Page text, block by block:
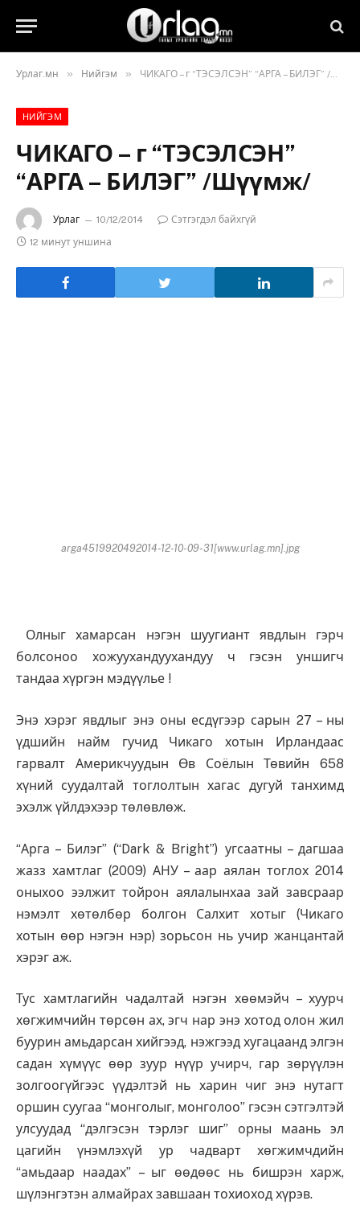
Урлаг.мн » Нийгэм » ЧИКАГО – г “ТЭСЭЛСЭН” “АРГА – БИЛЭГ” /Шүүмж/
НИЙГЭМ
ЧИКАГО – г “ТЭСЭЛСЭН”
“АРГА – БИЛЭГ” /Шүүмж/
Урлаг 10/12/2014
Сэтгэгдэл байхгүй
12 минут уншина
arga4519920492014-12-10-09-31[www.urlag.mn].jpg
Олныг хамарсан нэгэн шуугиант явдлын гэрч
болсоноо хожуухандуухандуу ч гэсэн уншигч
тандаа хүргэн мэдүүлье !
Энэ хэрэг явдлыг энэ оны есдүгээр сарын 27 – ны
үдшийн найм гучид Чикаго хотын Ирландаас
гарвалт Америкчуудын Өв Соёлын Төвийн 658
хүний суудалтай тоглолтын хагас дугуй танхимд
эхэлж үйлдэхээр төлөвлөж.
“Арга – Билэг” (“Dark & Bright”) угсаатны – дагшаа
жазз хамтлаг (2009) АНУ – аар аялан тоглох 2014
оныхоо ээлжит тойрон аялалынхаа зай завсраар
нэмэлт хөтөлбөр болгон Салхит хотыг (Чикаго
хотын өөр нэгэн нэр) зорьсон нь учир жанцантай
хэрэг аж.
Тус хамтлагийн чадалтай нэгэн хөөмэйч – хуурч
хөгжимчийн төрсөн ах, эгч нар энэ хотод олон жил
буурин амьдарсан хийгээд, нэжгээд хугацаанд элгэн
садан хүмүүс өөр зуур нүүр учирч, гар зөрүүлэн
золгоогүйгээс үүдэлтэй нь харин чиг энэ нутагт
оршин суугаа “монголыг, монголоо” гэсэн сэтгэлтэй
улсуудад “дэлгэсэн тэрлэг шиг” орны маань эл
цагийн үнэмлэхүй ур чадварт хөгжимчдийн
“амьдаар наадах” – ыг өөдөөс нь бишрэн харж,
шүлэнгэтэн алмайрах завшаан тохиоход хүрэв.